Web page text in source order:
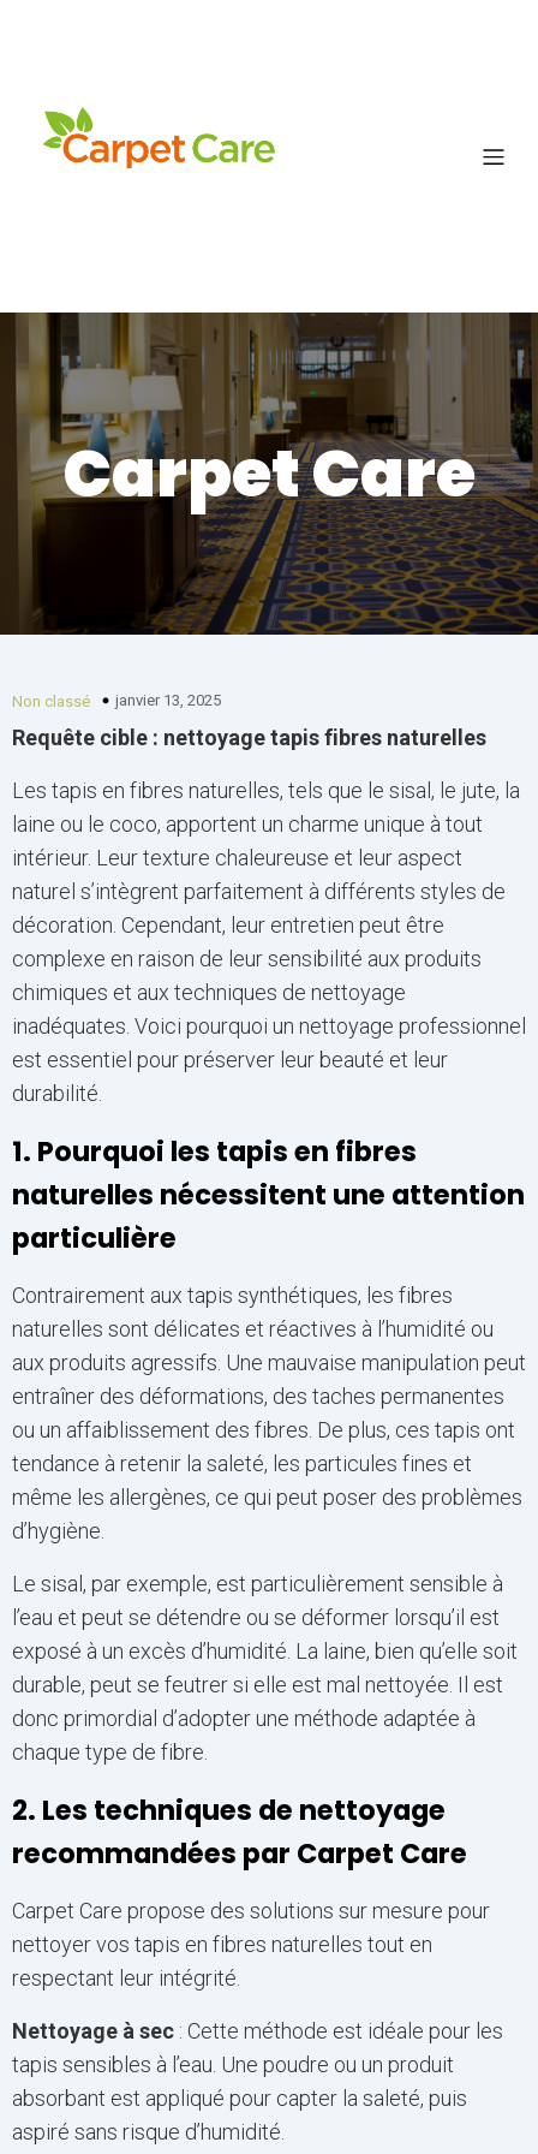
Carpet Care
Non classé janvier 13, 2025
Requête cible : nettoyage tapis fibres naturelles
Les tapis en fibres naturelles, tels que le sisal, le jute, la
laine ou le coco, apportent un charme unique à tout
intérieur. Leur texture chaleureuse et leur aspect
naturel s’intègrent parfaitement à différents styles de
décoration. Cependant, leur entretien peut être
complexe en raison de leur sensibilité aux produits
chimiques et aux techniques de nettoyage
inadéquates. Voici pourquoi un nettoyage professionnel
est essentiel pour préserver leur beauté et leur
durabilité.
1. Pourquoi les tapis en fibres
naturelles nécessitent une attention
particulière
Contrairement aux tapis synthétiques, les fibres
naturelles sont délicates et réactives à l’humidité ou
aux produits agressifs. Une mauvaise manipulation peut
entraîner des déformations, des taches permanentes
ou un affaiblissement des fibres. De plus, ces tapis ont
tendance à retenir la saleté, les particules fines et
même les allergènes, ce qui peut poser des problèmes
d’hygiène.
Le sisal, par exemple, est particulièrement sensible à
l’eau et peut se détendre ou se déformer lorsqu’il est
exposé à un excès d’humidité. La laine, bien qu’elle soit
durable, peut se feutrer si elle est mal nettoyée. Il est
donc primordial d’adopter une méthode adaptée à
chaque type de fibre.
2. Les techniques de nettoyage
recommandées par Carpet Care
Carpet Care propose des solutions sur mesure pour
nettoyer vos tapis en fibres naturelles tout en
respectant leur intégrité.
Nettoyage à sec : Cette méthode est idéale pour les
tapis sensibles à l’eau. Une poudre ou un produit
absorbant est appliqué pour capter la saleté, puis
aspiré sans risque d’humidité.